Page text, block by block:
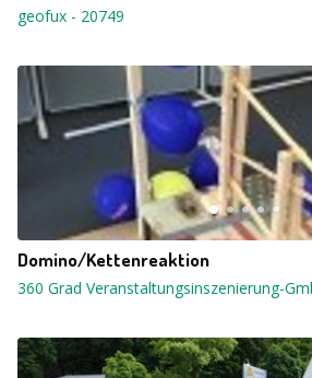
geofux - 20749
Domino/Kettenreaktion
360 Grad Veranstaltungsinszenierung-